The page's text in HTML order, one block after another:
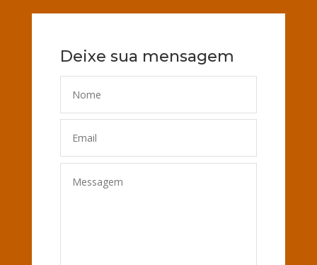
Deixe sua mensagem